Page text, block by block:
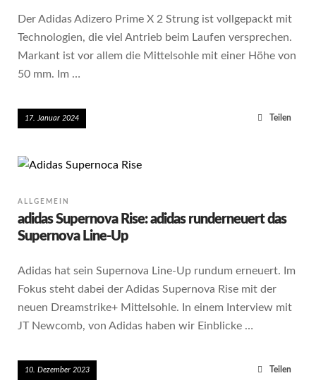
Der Adidas Adizero Prime X 2 Strung ist vollgepackt mit
Technologien, die viel Antrieb beim Laufen versprechen.
Markant ist vor allem die Mittelsohle mit einer Höhe von
50 mm. Im …
17. Januar 2024 Teilen
ALLGEMEIN
adidas Supernova Rise: adidas runderneuert das
Supernova Line-Up
Adidas hat sein Supernova Line-Up rundum erneuert. Im
Fokus steht dabei der Adidas Supernova Rise mit der
neuen Dreamstrike+ Mittelsohle. In einem Interview mit
JT Newcomb, von Adidas haben wir Einblicke …
10. Dezember 2023 Teilen